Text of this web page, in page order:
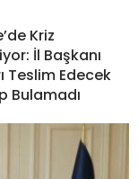
Kriz
İl Başkanı
Teslim Edecek
Bulamadı